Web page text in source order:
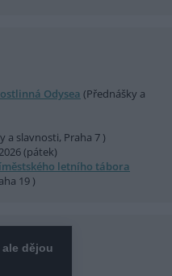
Odysea (Přednášky a
a slavnosti, Praha 7 )
(pátek)
letního tábora
19 )